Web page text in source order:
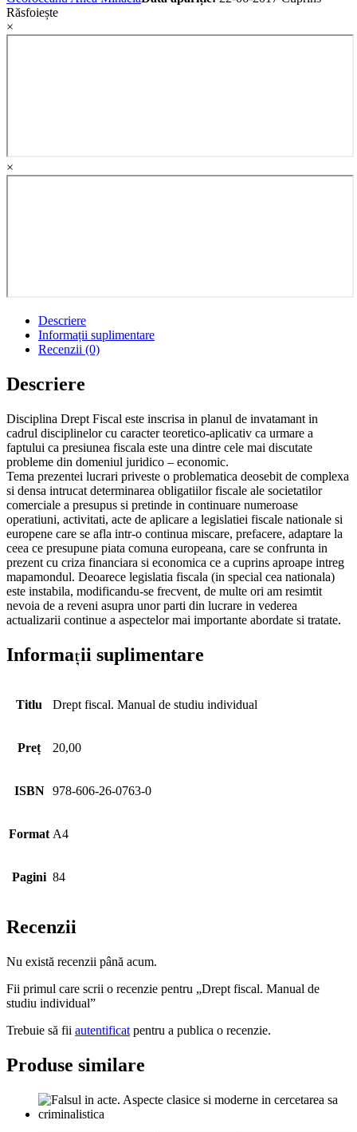
Răsfoiește
×
×
Descriere
Informații suplimentare
Recenzii (0)
Descriere
Disciplina Drept Fiscal este inscrisa in planul de invatamant in
cadrul disciplinelor cu caracter teoretico-aplicativ ca urmare a
faptului ca presiunea fiscala este una dintre cele mai discutate
probleme din domeniul juridico – economic.
Tema prezentei lucrari priveste o problematica deosebit de complexa
si densa intrucat determinarea obligatiilor fiscale ale societatilor
comerciale a presupus si pretinde in continuare numeroase
operatiuni, activitati, acte de aplicare a legislatiei fiscale nationale si
europene care se afla intr-o continua miscare, prefacere, adaptare la
ceea ce presupune piata comuna europeana, care se confrunta in
prezent cu criza financiara si economica ce a cuprins aproape intreg
mapamondul. Deoarece legislatia fiscala (in special cea nationala)
este instabila, modificandu-se frecvent, de multe ori am resimtit
nevoia de a reveni asupra unor parti din lucrare in vederea
actualizarii continue a aspectelor mai importante abordate si tratate.
Informații suplimentare
Titlu Drept fiscal. Manual de studiu individual
Preț 20,00
ISBN 978-606-26-0763-0
Format A4
Pagini 84
Recenzii
Nu există recenzii până acum.
Fii primul care scrii o recenzie pentru „Drept fiscal. Manual de
studiu individual”
Trebuie să fii autentificat pentru a publica o recenzie.
Produse similare